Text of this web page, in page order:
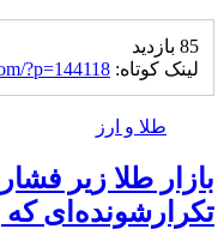
85 بازدید
لینک کوتاه: ?p=144118
طلا و ارز
بازار طلا زیر
تکرارشونده‌ای که